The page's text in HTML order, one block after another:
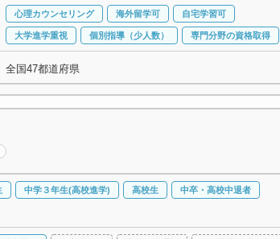
心理カウンセリング 海外留学可 自宅学習可
大学進学重視 個別指導（少人数） 専門分野の資格取得
全国47都道府県
中学３年生(高校進学) 高校生 中卒・高校中退者